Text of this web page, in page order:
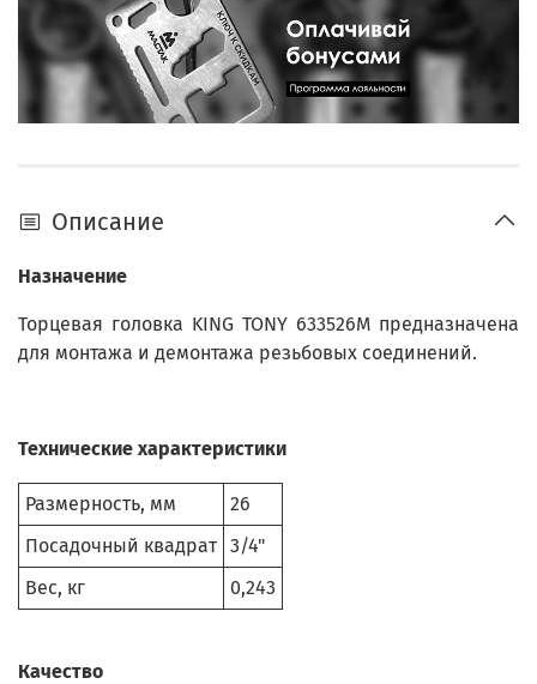
Описание
Назначение
Торцевая головка KING TONY 633526M предназначена
для монтажа и демонтажа резьбовых соединений.
Технические характеристики
Размерность, мм
26
Посадочный квадрат 3/4"
Вес, кг
0,243
Качество